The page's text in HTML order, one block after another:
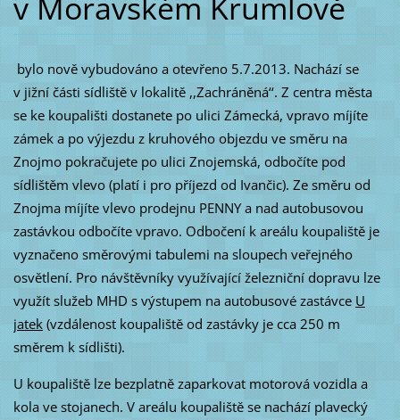
v Moravském Krumlově
bylo nově vybudováno a otevřeno 5.7.2013. Nachází se
v jižní části sídliště v lokalitě ,,Zachráněná‘‘. Z centra města
se ke koupališti dostanete po ulici Zámecká, vpravo míjíte
zámek a po výjezdu z kruhového objezdu ve směru na
Znojmo pokračujete po ulici Znojemská, odbočíte pod
sídlištěm vlevo (platí i pro příjezd od Ivančic). Ze směru od
Znojma míjíte vlevo prodejnu PENNY a nad autobusovou
zastávkou odbočíte vpravo. Odbočení k areálu koupaliště je
vyznačeno směrovými tabulemi na sloupech veřejného
osvětlení. Pro návštěvníky využívající železniční dopravu lze
využít služeb MHD s výstupem na autobusové zastávce U
jatek(vzdálenost koupaliště od zastávky je cca 250 m
směrem k sídlišti).
U koupaliště lze bezplatně zaparkovat motorová vozidla a
kola ve stojanech. V areálu koupaliště se nachází plavecký